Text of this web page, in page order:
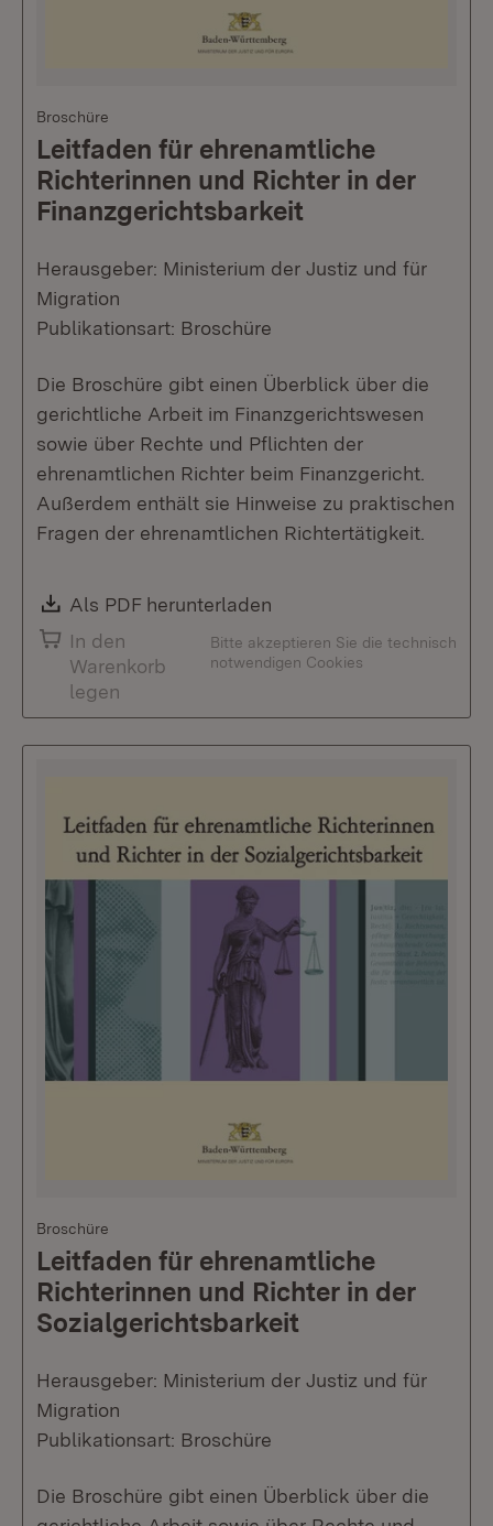
Broschüre
Leitfaden für ehrenamtliche
Richterinnen und Richter in der
Finanzgerichtsbarkeit
Herausgeber: Ministerium der Justiz und für
Migration
Publikationsart: Broschüre
Die Broschüre gibt einen Überblick über die
gerichtliche Arbeit im Finanzgerichtswesen
sowie über Rechte und Pflichten der
ehrenamtlichen Richter beim Finanzgericht.
Außerdem enthält sie Hinweise zu praktischen
Fragen der ehrenamtlichen Richtertätigkeit.
Download:
Als PDF herunterladen
In den
Warenkorb
legen
Bitte akzeptieren Sie die technisch
notwendigen Cookies
Broschüre
Leitfaden für ehrenamtliche
Richterinnen und Richter in der
Sozialgerichtsbarkeit
Herausgeber: Ministerium der Justiz und für
Migration
Publikationsart: Broschüre
Die Broschüre gibt einen Überblick über die